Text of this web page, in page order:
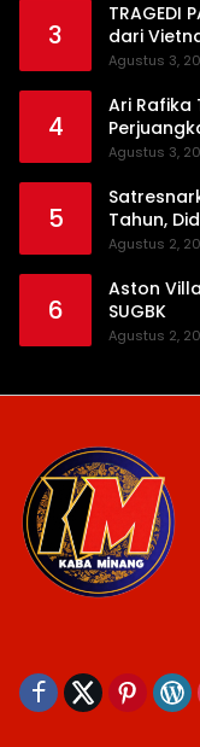
3
TRAGEDI
dari
Ujung
Agustus 3,
4
Ari Rafika
Agustus 3,
5
Tahun,
Kubung
Agustus 2,
6
Aston
SUGBK
Agustus 2,